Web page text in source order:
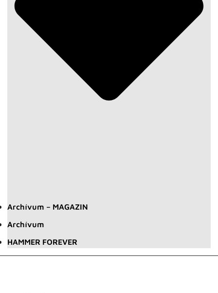
Archívum – MAGAZIN
Archívum
HAMMER FOREVER